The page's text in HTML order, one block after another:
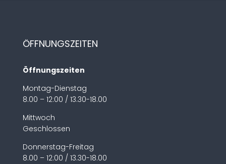
ÖFFNUNGSZEITEN
Öffnungszeiten
Montag-Dienstag
8.00 – 12:00 / 13.30-18.00
Mittwoch
Geschlossen
Donnerstag-Freitag
8.00 – 12:00 / 13.30-18.00